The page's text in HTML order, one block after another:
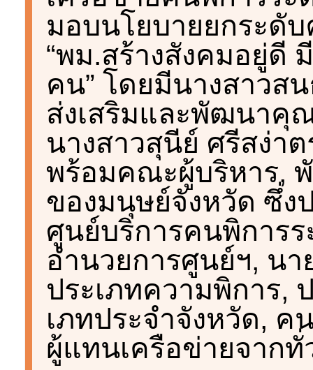
มอบนโยบายยกระดั
“พม.สร้างสังคมอยู่ดี
คน” โดยมีนางสาว
ส่งเสริมและพัฒนาคุ
นางสาวสุนีย์ ศรีสง่า
พร้อมคณะผู้บริหาร,
ของมนุษย์จังหวัด ซึ่ง
ศูนย์บริการคนพิการ
อำนวยการศูนย์ฯ, น
ประเภทความพิการ,
เภทประจําจังหวัด,
ผู้แทนเครือข่ายจากทั่